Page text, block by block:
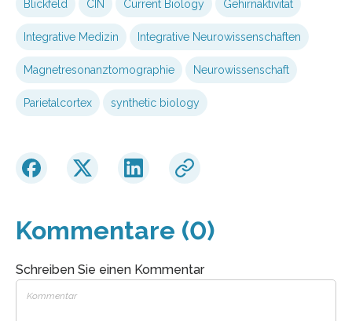
Blickfeld CIN Current Biology Gehirnaktivität
Integrative Medizin Integrative Neurowissenschaften
Magnetresonanztomographie Neurowissenschaft
Parietalcortex synthetic biology
Kommentare (0)
Schreiben Sie einen Kommentar